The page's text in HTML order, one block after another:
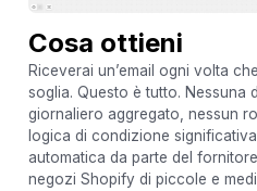
Cosa ottieni
Riceverai un’email ogni volta
soglia. Questo è tutto. Nessuna
giornaliero aggregato, nessun
logica di condizione
automatica da parte del
negozi Shopify di piccole e